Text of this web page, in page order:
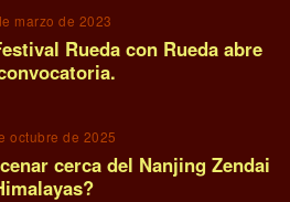
marzo de 2023
Rueda con Rueda abre
octubre de 2025
cerca del Nanjing Zendai